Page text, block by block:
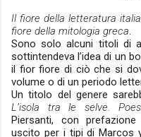
Il fiore della letteratura
fiore della mitologia greca.
Sono solo alcuni titoli di
sottintendeva l’idea di un
il fior fiore di ciò che si
volume o di un periodo
Un titolo del genere
L’isola tra le selve.
Piersanti, con
uscito per i tipi di Marcos